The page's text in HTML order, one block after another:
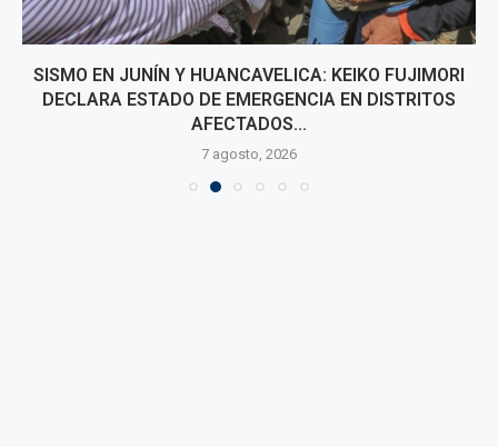
SISMO EN JUNÍN Y HUANCAVELICA: KEIKO FUJIMORI
DECLARA ESTADO DE EMERGENCIA EN DISTRITOS
AFECTADOS...
7 agosto, 2026